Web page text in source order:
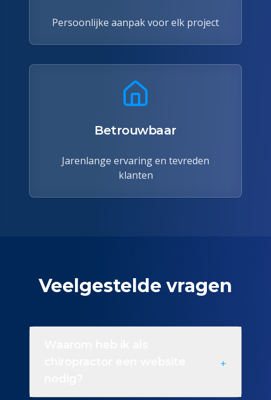
Persoonlijke aanpak voor elk project
Betrouwbaar
Jarenlange ervaring en tevreden
klanten
Veelgestelde vragen